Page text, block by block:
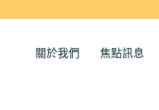
關於我們 焦點訊息